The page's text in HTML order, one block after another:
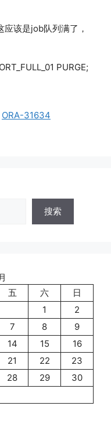
该是job队列满了，
PURGE;
ORA-31634
搜索
五 六
日
1
2
7 8
9
14 15
16
21 22
23
28 29
30